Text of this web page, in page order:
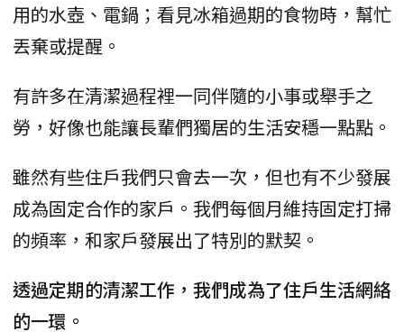
用的水壺、電鍋；看見冰箱過期的食物時，幫忙
丟棄或提醒。
有許多在清潔過程裡一同伴隨的小事或舉手之
勞，好像也能讓長輩們獨居的生活安穩一點點。
雖然有些住戶我們只會去一次，但也有不少發展
成為固定合作的家戶。我們每個月維持固定打掃
的頻率，和家戶發展出了特別的默契。
透過定期的清潔工作，我們成為了住戶生活網絡
的一環。